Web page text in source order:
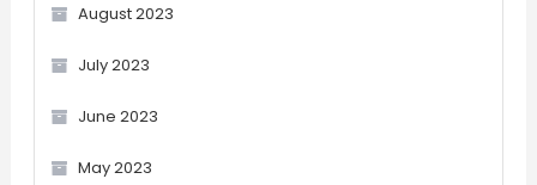
August 2023
July 2023
June 2023
May 2023